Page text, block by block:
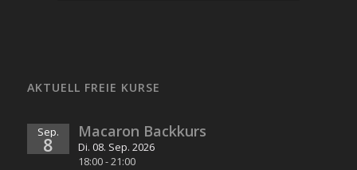
AKTUELL FREIE KURSE
Sep.
8
Macaron Backkurs
Di. 08. Sep. 2026
18:00-21:00